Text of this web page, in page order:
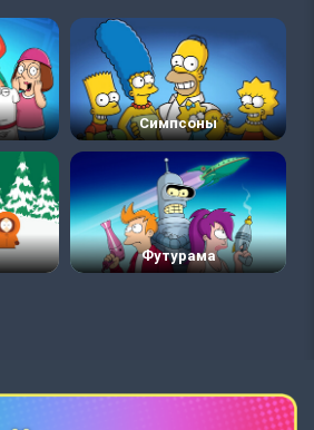
Симпсоны
Футурама